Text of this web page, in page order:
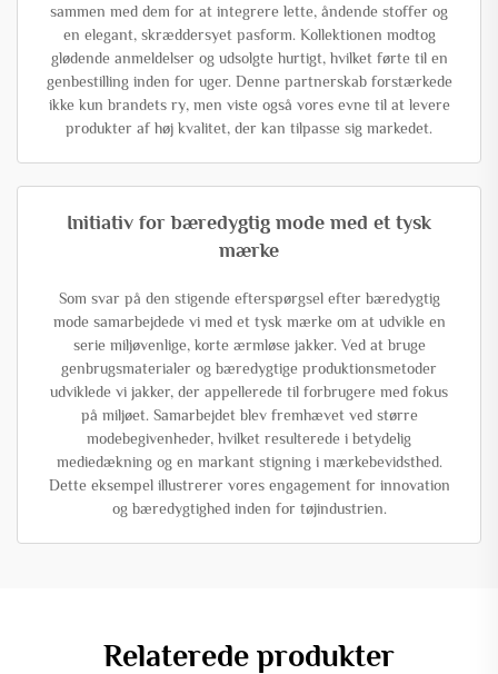
sammen med dem for at integrere lette, åndende stoffer og
en elegant, skræddersyet pasform. Kollektionen modtog
glødende anmeldelser og udsolgte hurtigt, hvilket førte til en
genbestilling inden for uger. Denne partnerskab forstærkede
ikke kun brandets ry, men viste også vores evne til at levere
produkter af høj kvalitet, der kan tilpasse sig markedet.
Initiativ for bæredygtig mode med et tysk
mærke
Som svar på den stigende efterspørgsel efter bæredygtig
mode samarbejdede vi med et tysk mærke om at udvikle en
serie miljøvenlige, korte ærmløse jakker. Ved at bruge
genbrugsmaterialer og bæredygtige produktionsmetoder
udviklede vi jakker, der appellerede til forbrugere med fokus
på miljøet. Samarbejdet blev fremhævet ved større
modebegivenheder, hvilket resulterede i betydelig
mediedækning og en markant stigning i mærkebevidsthed.
Dette eksempel illustrerer vores engagement for innovation
og bæredygtighed inden for tøjindustrien.
Relaterede produkter